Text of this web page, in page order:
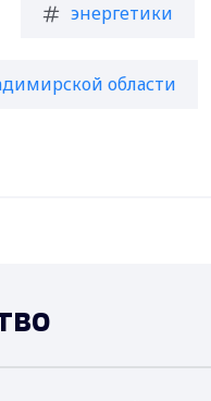
энергетики
области